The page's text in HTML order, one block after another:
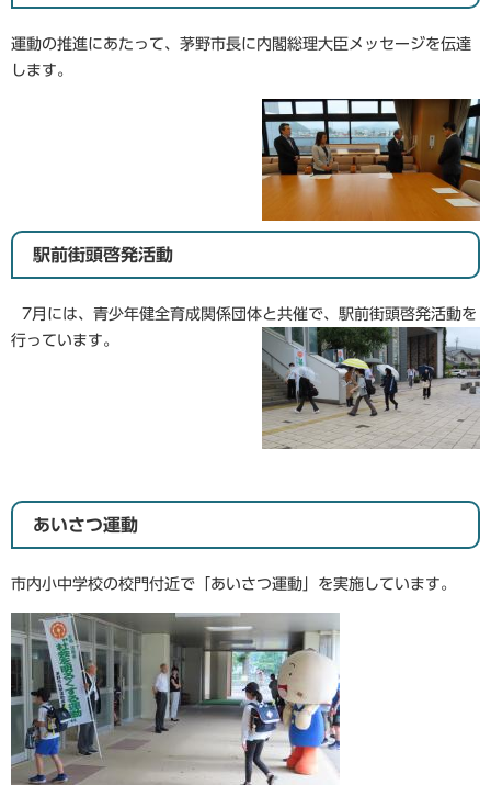
運動の推進にあたって、茅野市長に内閣総理大臣メッセージを伝達
します。
駅前街頭啓発活動
7月には、青少年健全育成関係団体と共催で、駅前街頭啓発活動を
行っています。
あいさつ運動
市内小中学校の校門付近で「あいさつ運動」を実施しています。